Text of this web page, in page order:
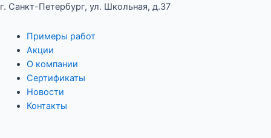
Перейти
содержимому
г. Санкт-Петербург, ул. Школьная, д.37
Примеры работ
Акции
О компании
Сертификаты
Новости
Контакты